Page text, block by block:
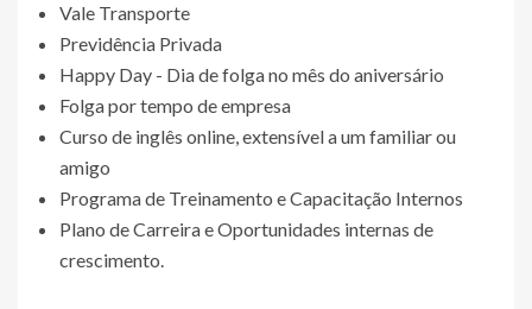
Vale Transporte
Previdência Privada
Happy Day - Dia de folga no mês do aniversário
Folga por tempo de empresa
Curso de inglês online, extensível a um familiar ou
amigo
Programa de Treinamento e Capacitação Internos
Plano de Carreira e Oportunidades internas de
crescimento.